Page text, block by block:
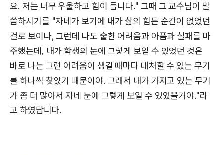
요. 저는 너무 우울하고 힘이 듭니다." 그때 그 교수님이 말
씀하시기를 "자네가 보기에 내가 삶의 힘든 순간이 없었던
걸로 보이나, 그런데 나도 숱한 어려움과 아픔과 실패를 마
주했는데, 내가 학생의 눈에 그렇게 보일 수 있었던 것은
바로 나는 그런 어려움이 생길 때마다 대처할 수 있는 무기
를 하나씩 찾았기 때문이야. 그래서 내가 가지고 있는 무기
가 좀 더 많아서 자네 눈에 그렇게 보일 수 있었을거야."라
고 하였답니다.